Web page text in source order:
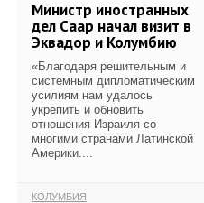
Министр иностранных
дел Саар начал визит в
Эквадор и Колумбию
«Благодаря решительным и
системным дипломатическим
усилиям нам удалось
укрепить и обновить
отношения Израиля со
многими странами Латинской
Америки....
КОЛУМБИЯ